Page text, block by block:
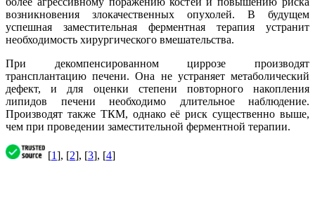
возникновения злокачественных опухолей. В будущем
успешная заместительная ферментная терапия устранит
необходимость хирургического вмешательства.
При декомпенсированном циррозе производят
трансплантацию печени. Она не устраняет метаболический
дефект, и для оценки степени повторного накопления
липидов печени необходимо длительное наблюдение.
Производят также ТКМ, однако её риск существенно выше,
чем при проведении заместительной ферментной терапии.
[1], [2], [3], [4]